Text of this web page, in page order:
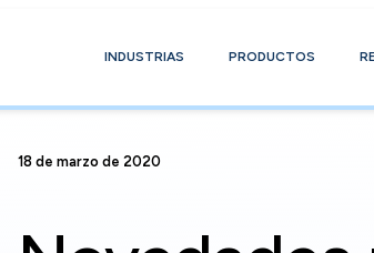
INDUSTRIAS PRODUCTOS
18 de marzo de 2020